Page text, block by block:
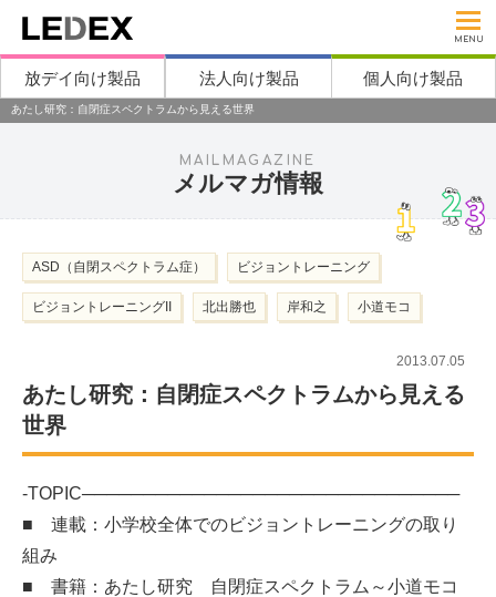
MENU
放デイ向け製品 法人向け製品 個人向け製品
あたし研究：自閉症スペクトラムから見える世界
MAILMAGAZINE
メルマガ情報
ASD（自閉スペクトラム症） ビジョントレーニング
ビジョントレーニングII 北出勝也 岸和之 小道モコ
2013.07.05
あたし研究：自閉症スペクトラムから見える
世界
-TOPIC───────────────────────────────
■ 連載：小学校全体でのビジョントレーニングの取り
組み
■ 書籍：あたし研究 自閉症スペクトラム～小道モコ